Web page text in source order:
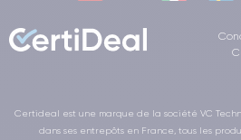
Certideal est une marque de la société VC
dans ses entrepôts en France, tous les